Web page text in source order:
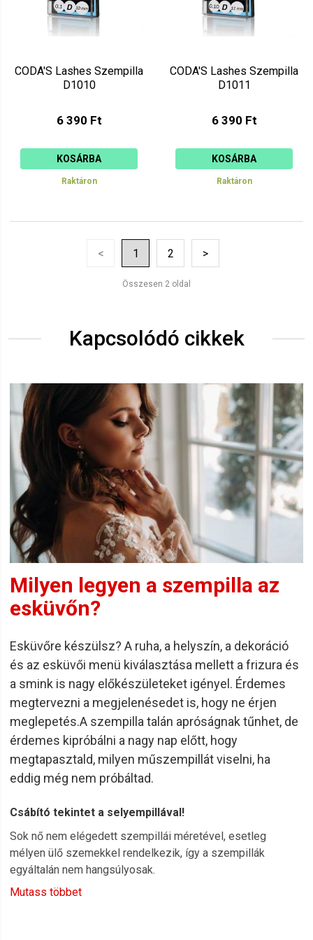
CODA'S Lashes Szempilla
D1010
6 390 Ft
KOSÁRBA
Raktáron
CODA'S Lashes Szempilla
D1011
6 390 Ft
KOSÁRBA
Raktáron
< 1 2 >
Összesen 2 oldal
Kapcsolódó cikkek
Milyen legyen a szempilla az
esküvőn?
Esküvőre készülsz? A ruha, a helyszín, a dekoráció
és az esküvői menü kiválasztása mellett a frizura és
a smink is nagy előkészületeket igényel. Érdemes
megtervezni a megjelenésedet is, hogy ne érjen
meglepetés.A szempilla talán apróságnak tűnhet, de
érdemes kipróbálni a nagy nap előtt, hogy
megtapasztald, milyen műszempillát viselni, ha
eddig még nem próbáltad.
Csábító tekintet a selyempillával!
Sok nő nem elégedett szempillái méretével, esetleg
mélyen ülő szemekkel rendelkezik, így a szempillák
egyáltalán nem hangsúlyosak.
Mutass többet